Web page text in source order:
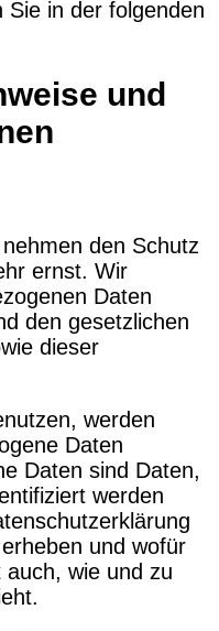
Sie in der folgenden
und
den Schutz
ernst. Wir
Daten
den gesetzlichen
dieser
werden
Daten
Daten sind Daten,
werden
und wofür
wie und zu